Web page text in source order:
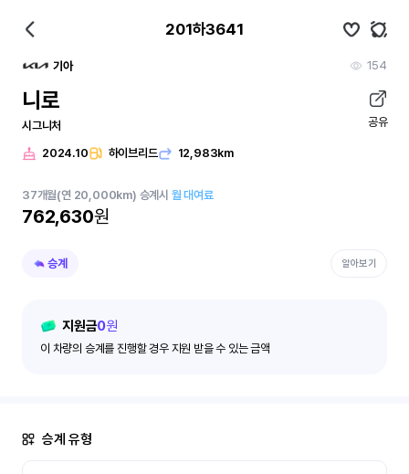
201하3641
기아 154
니로
시그니처 공유
2024.10 하이브리드 12,983km
37개월(연 20,000km) 승계시 월 대여료
762,630원
승계 알아보기
지원금0원
이 차량의 승계를 진행할 경우 지원 받을 수 있는 금액
승계 유형